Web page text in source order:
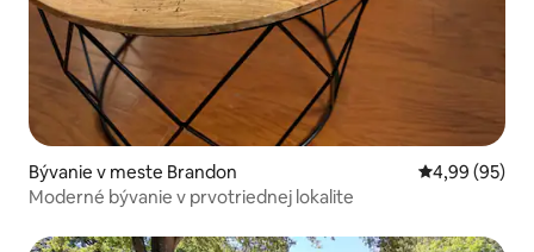
Bývanie v meste Brandon Priemerné
4,99 (95)
Moderné bývanie v prvotriednej lokalite